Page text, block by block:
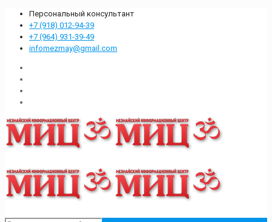
Персональный консультант
+7 (918) 012-94-39
+7 (964) 931-39-49
infomezmay@gmail.com